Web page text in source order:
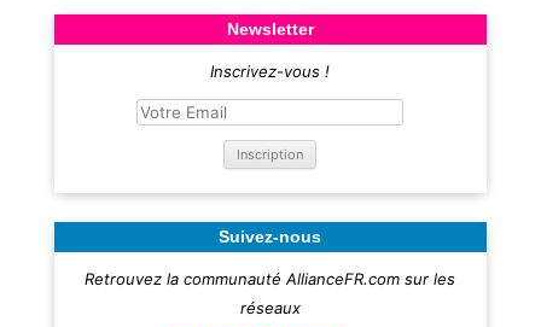
Newsletter
Inscrivez-vous !
Suivez-nous
Retrouvez la communauté AllianceFR.com sur les
réseaux